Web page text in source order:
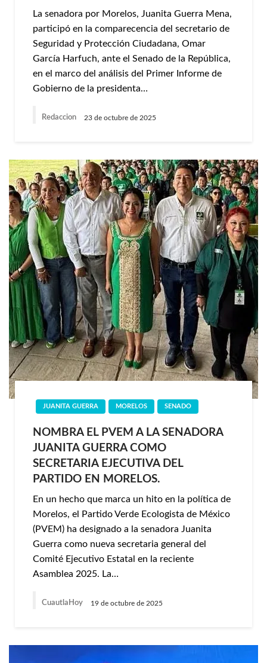
La senadora por Morelos, Juanita Guerra Mena,
participó en la comparecencia del secretario de
Seguridad y Protección Ciudadana, Omar
García Harfuch, ante el Senado de la República,
en el marco del análisis del Primer Informe de
Gobierno de la presidenta…
Redaccion 23 de octubre de 2025
JUANITA GUERRA MORELOS SENADO
NOMBRA EL PVEM A LA SENADORA
JUANITA GUERRA COMO
SECRETARIA EJECUTIVA DEL
PARTIDO EN MORELOS.
En un hecho que marca un hito en la política de
Morelos, el Partido Verde Ecologista de México
(PVEM) ha designado a la senadora Juanita
Guerra como nueva secretaria general del
Comité Ejecutivo Estatal en la reciente
Asamblea 2025. La…
CuautlaHoy 19 de octubre de 2025